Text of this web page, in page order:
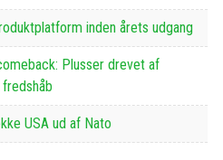
inden årets udgang
Plusser drevet af
USA ud af Nato